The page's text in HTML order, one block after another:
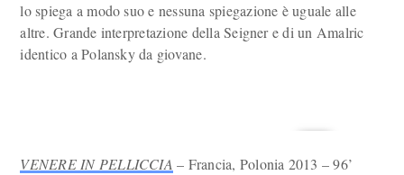
lo spiega a modo suo e nessuna spiegazione è uguale alle
altre. Grande interpretazione della Seigner e di un Amalric
identico a Polansky da giovane.
VENERE IN PELLICCIA – Francia, Polonia 2013 – 96’